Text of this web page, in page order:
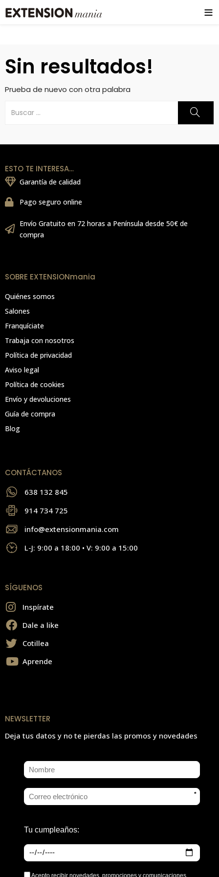
Sin resultados!
Prueba de nuevo con otra palabra
ESTO TE INTERESA…
Garantía de calidad
Pago seguro online
Envío Gratuito en 72 horas a Península desde 50€ de
compra
SOBRE EXTENSIONmania
Quiénes somos
Salones
Franquíciate
Trabaja con nosotros
Política de privacidad
Aviso legal
Política de cookies
Envío y devoluciones
Guía de compra
Blog
CONTÁCTANOS
638 132 845
914 734 725
info@extensionmania.com
L-J: 9:00 a 18:00 • V: 9:00 a 15:00
SÍGUENOS
Inspírate
Dale a like
Cotillea
Aprende
NEWSLETTER
Deja tus datos y no te pierdas las promos y novedades
*
Tu cumpleaños:
Acepto recibir novedades, promociones y comunicaciones